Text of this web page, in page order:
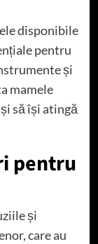
disponibile
pentru
și
mamele
să își atingă
pentru
și
care au